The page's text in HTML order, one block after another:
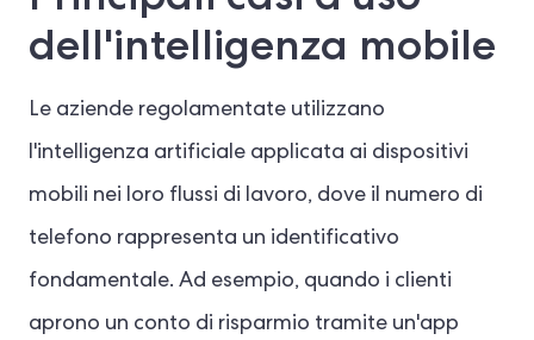
dell'intelligenza mobile
Le aziende regolamentate utilizzano
l'intelligenza artificiale applicata ai dispositivi
mobili nei loro flussi di lavoro, dove il numero di
telefono rappresenta un identificativo
fondamentale. Ad esempio, quando i clienti
aprono un conto di risparmio tramite un'app